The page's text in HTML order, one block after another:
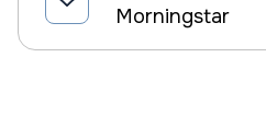
Morningstar